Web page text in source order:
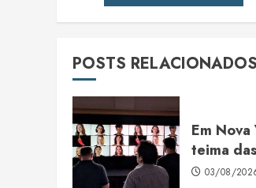
POSTS RELACIONADOS
Em
teima
03/08/